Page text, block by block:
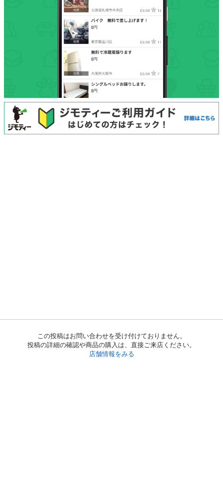
この投稿はお問い合わせを受け付けておりません。
投稿の詳細の確認や商品の購入は、直接ご来店ください。
店舗情報をみる